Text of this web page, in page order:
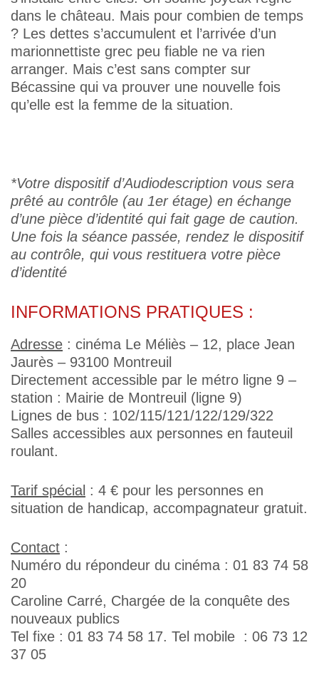
dans le château. Mais pour combien de temps
? Les dettes s’accumulent et l’arrivée d’un
marionnettiste grec peu fiable ne va rien
arranger. Mais c’est sans compter sur
Bécassine qui va prouver une nouvelle fois
qu’elle est la femme de la situation.
*Votre dispositif d’Audiodescription vous sera
prêté au ‪contrôle‬ (au 1er étage) en échange
d’une pièce d’identité qui fait gage de caution.
Une fois la séance passée, rendez le dispositif
au contrôle, qui vous restituera votre pièce
d’identité
INFORMATIONS PRATIQUES :
Adresse : cinéma Le Méliès – 12, place Jean
Jaurès – 93100 Montreuil
Directement accessible par le métro ligne 9 –
station : Mairie de Montreuil (ligne 9)
Lignes de bus : 102/115/121/122/129/322
Salles accessibles aux personnes en fauteuil
roulant.
Tarif spécial : 4 € pour les personnes en
situation de handicap, accompagnateur gratuit.
Contact :
Numéro du répondeur du cinéma : 01 83 74 58
20
Caroline Carré, Chargée de la conquête des
nouveaux publics
Tel fixe : 01 83 74 58 17. Tel mobile : 06 73 12
37 05